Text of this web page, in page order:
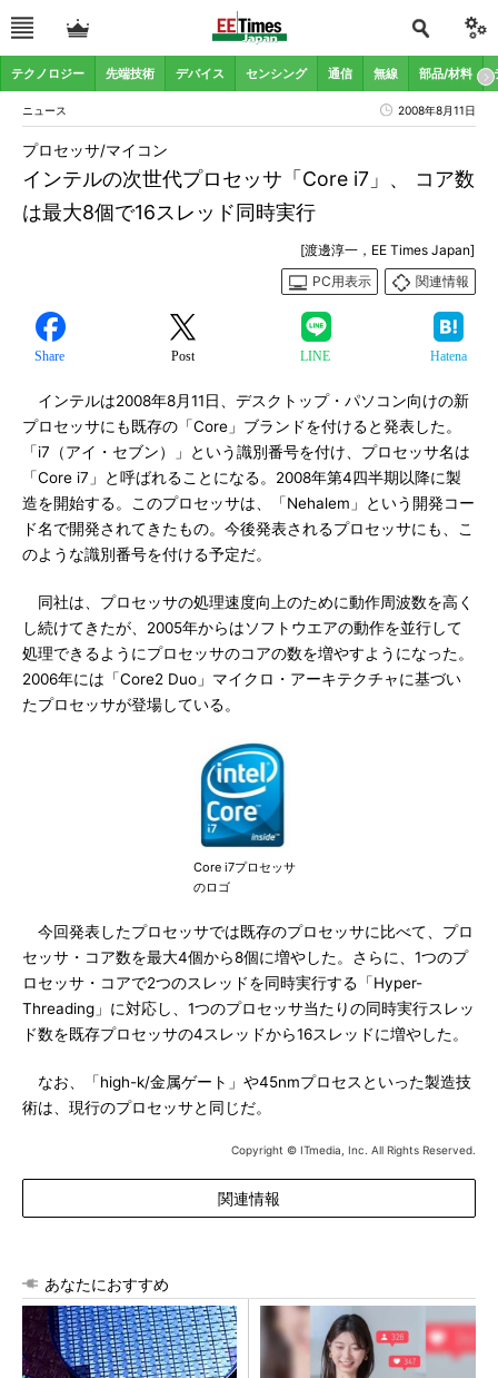
テクノロジー 先端技術 デバイス センシング 通信 無線 部品/材料
ニュース 2008年8月11日
インテルの次世代プロセッサ「Core i7」、 コア数
は最大8個で16スレッド同時実行
プロセッサ/マイコン
[渡邊淳一，EE Times Japan]
PC用表示
関連情報
Share Post LINE Hatena
インテルは2008年8月11日、デスクトップ・パソコン向けの新
プロセッサにも既存の「Core」ブランドを付けると発表した。
「i7（アイ・セブン）」という識別番号を付け、プロセッサ名は
「Core i7」と呼ばれることになる。2008年第4四半期以降に製
造を開始する。このプロセッサは、「Nehalem」という開発コー
ド名で開発されてきたもの。今後発表されるプロセッサにも、こ
のような識別番号を付ける予定だ。
同社は、プロセッサの処理速度向上のために動作周波数を高く
し続けてきたが、2005年からはソフトウエアの動作を並行して
処理できるようにプロセッサのコアの数を増やすようになった。
2006年には「Core2 Duo」マイクロ・アーキテクチャに基づい
たプロセッサが登場している。
Core i7プロセッサ
のロゴ
今回発表したプロセッサでは既存のプロセッサに比べて、プロ
セッサ・コア数を最大4個から8個に増やした。さらに、1つのプ
ロセッサ・コアで2つのスレッドを同時実行する「Hyper-
Threading」に対応し、1つのプロセッサ当たりの同時実行スレッ
ド数を既存プロセッサの4スレッドから16スレッドに増やした。
なお、「high-k/金属ゲート」や45nmプロセスといった製造技
術は、現行のプロセッサと同じだ。
Copyright © ITmedia, Inc. All Rights Reserved.
関連情報
あなたにおすすめ